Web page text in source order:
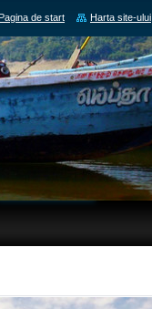
de start Harta site-ului